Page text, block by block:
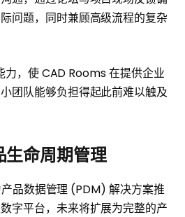
问题，同时兼顾高级流程的复杂
力，使 CAD Rooms 在提供企业
团队能够负担得起此前难以触及
生命周期管理
品数据管理 (PDM) 解决方案推
字平台，未来将扩展为完整的产